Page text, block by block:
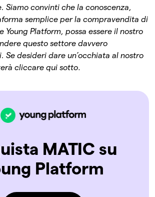
Siamo convinti che la conoscenza,
semplice per la compravendita di
Young Platform, possa essere il nostro
questo settore davvero
Se desideri dare un’occhiata al nostro
cliccare qui sotto.
MATIC su
Platform